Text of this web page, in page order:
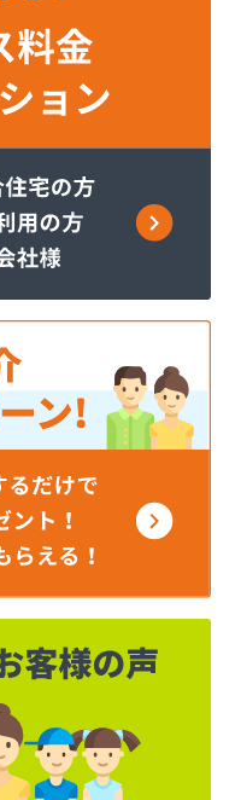
ぽーと真岡SS
支店
営業所
支店
所
所
所
営業所